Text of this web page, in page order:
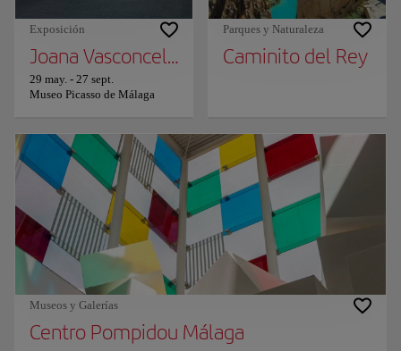
Exposición
Joana Vasconcelos / Transfiguración
29 may. - 27 sept.
Museo Picasso de Málaga
Parques y Naturaleza
Caminito del Rey
Museos y Galerías
Centro Pompidou Málaga